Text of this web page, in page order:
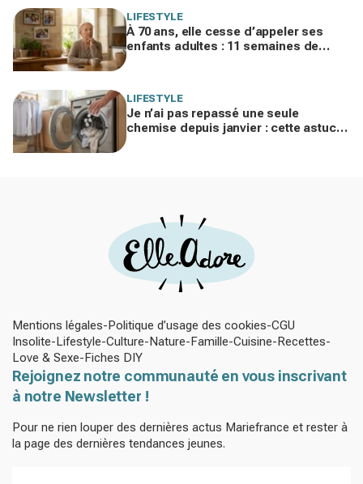
LIFESTYLE
À 70 ans, elle cesse d’appeler ses
enfants adultes : 11 semaines de
LIFESTYLE
Je n’ai pas repassé une seule
chemise depuis janvier : cette astuce
Mentions légales Politique d’usage des cookies CGU
Insolite Lifestyle Culture Nature Famille Cuisine Recettes
Love & Sexe Fiches DIY
Rejoignez notre communauté en vous inscrivant
à notre Newsletter !
Pour ne rien louper des dernières actus Mariefrance et rester à
la page des dernières tendances jeunes.